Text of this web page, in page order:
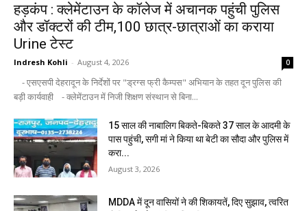
हड़कंप : क्लेमेंटाउन के कॉलेज में अचानक पहुंची पुलिस
और डॉक्टरों की टीम,100 छात्र-छात्राओं का कराया
Urine टेस्ट
Indresh Kohli - August 4, 2026 0
- एसएसपी देहरादून के निर्देशों पर "ड्रग्स फ्री कैम्पस" अभियान के तहत दून पुलिस की
बड़ी कार्यवाही - क्लेमेंटाउन में निजी शिक्षण संस्थान से बिना...
15 साल की नाबालिग बिकते-बिकते 37 साल के आदमी के
पास पहुंची, सगी मां ने किया था बेटी का सौदा और पुलिस में
करा...
August 3, 2026
MDDA में दून वासियों ने की शिकायतें, दिए सुझाव, त्वरित